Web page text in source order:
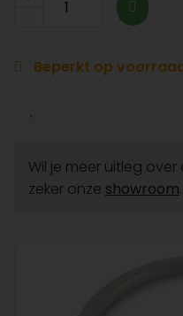
Beperkt op
Wil je meer uitleg
zeker onze showroom.